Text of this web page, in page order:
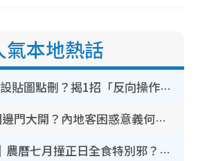
氣本地熱話
WhatsApp預設貼圖點刪？揭1招「反向操作」還原簡潔介面 附3步實測教學
香港山邊鐵閘邊門大開？內地客困惑意義何在！網民神回覆：呢種叫法理性防禦
鬼門開2026｜農曆七月撞正日全食特別邪？專家警告切忌做一事！揭4大禁忌+2招保平安